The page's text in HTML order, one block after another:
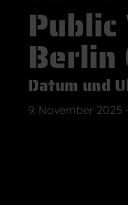
Berlin
Datum und
9. November 2025 -